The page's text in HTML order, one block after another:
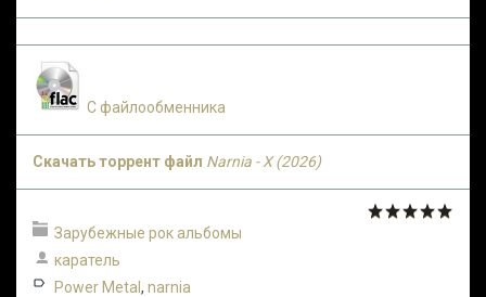
С файлообменника
Скачать торрент файл Narnia - X (2026)
Зарубежные рок альбомы
каратель
Power Metal , narnia